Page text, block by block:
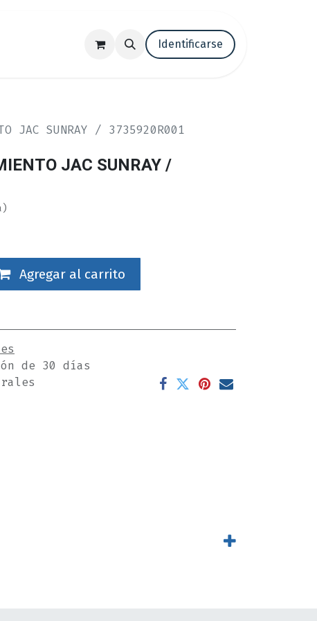
Trabaja con nosotros Blog
Identificarse
JAC SUNRAY / 3735920R001
JAC SUNRAY /
Agregar al carrito
de 30 días